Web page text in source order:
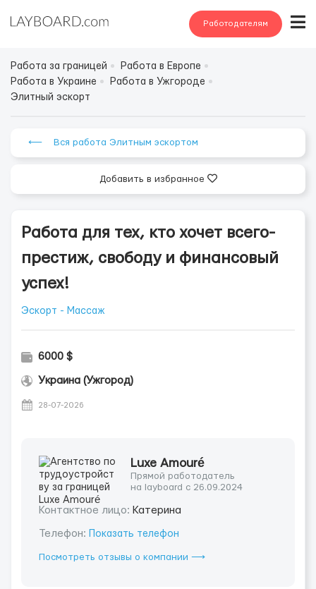
Работодателям
Работа за границей
Работа в Европе
Работа в Украине
Работа в Ужгороде
Элитный эскорт
⟵ Вся работа Элитным эскортом
Добавить в избранное
Работа для тех, кто хочет всего-
престиж, свободу и финансовый
успех!
Эскорт - Массаж
6000 $
Украина (Ужгород)
28-07-2026
Luxe Amouré
Прямой работодатель
на layboard с 26.09.2024
Контактное лицо: Катерина
Телефон: Показать телефон
Посмотреть отзывы о компании ⟶